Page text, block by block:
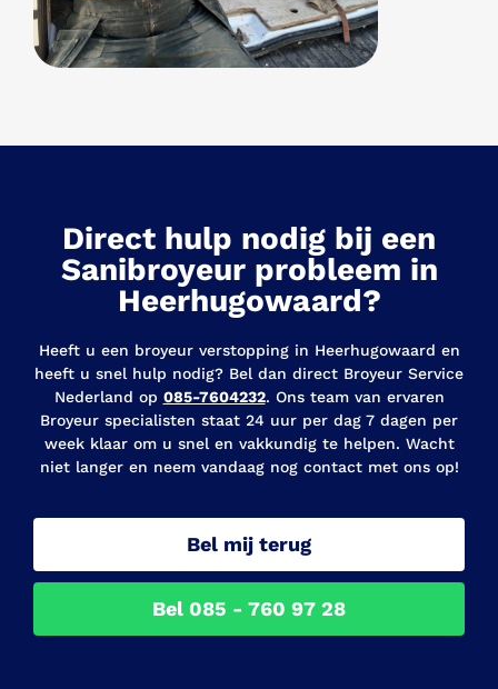
Direct hulp nodig bij een
Sanibroyeur probleem in
Heerhugowaard?
Heeft u een broyeur verstopping in Heerhugowaard en
heeft u snel hulp nodig? Bel dan direct Broyeur Service
Nederland op 085-7604232. Ons team van ervaren
Broyeur specialisten staat 24 uur per dag 7 dagen per
week klaar om u snel en vakkundig te helpen. Wacht
niet langer en neem vandaag nog contact met ons op!
Bel mij terug
Bel 085 - 760 97 28